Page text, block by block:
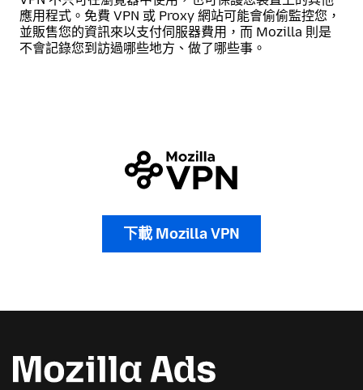
應用程式。免費 VPN 或 Proxy 網站可能會偷偷監控您，
並販售您的資訊來以支付伺服器費用，而 Mozilla 則是
不會記錄您到訪過哪些地方、做了哪些事。
下載 Mozilla VPN